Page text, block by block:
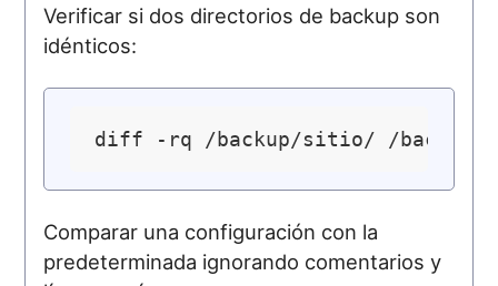
Verificar si dos directorios de backup son
idénticos:
diff -rq /backup/sitio/ /
Comparar una configuración con la
predeterminada ignorando comentarios y